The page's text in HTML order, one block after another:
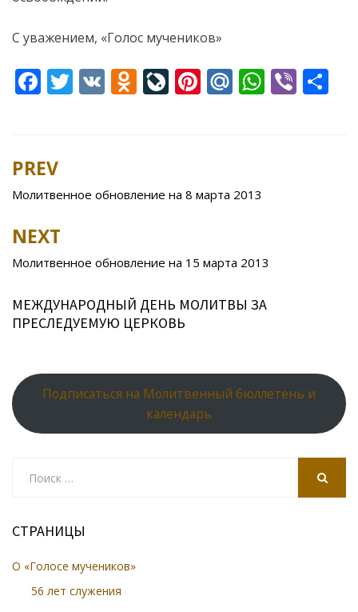
С уважением, «Голос мучеников»
F
b
o
o
k
T V O
kl
as
ni
Li
u
r
al
Pi
st
M
u
W Vi
Post
navigation
PREV
Молитвенное обновление на 8 марта 2013
NEXT
Молитвенное обновление на 15 марта 2013
МЕЖДУНАРОДНЫЙ ДЕНЬ МОЛИТВЫ ЗА
ПРЕСЛЕДУЕМУЮ ЦЕРКОВЬ
Подписаться на Молитвенный бюллетень и
календарь
СТРАНИЦЫ
О «Голосе мучеников»
56 лет служения